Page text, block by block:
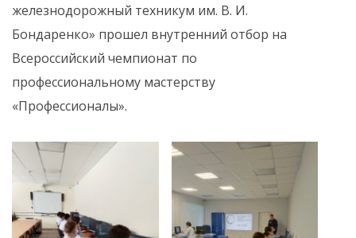
железнодорожный техникум им. В. И.
Бондаренко» прошел внутренний отбор на
Всероссийский чемпионат по
профессиональному мастерству
«Профессионалы».